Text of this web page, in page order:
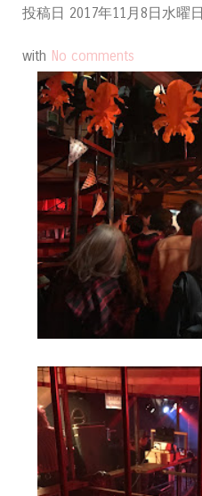
投稿日 2017年11月8日水曜日
with No comments